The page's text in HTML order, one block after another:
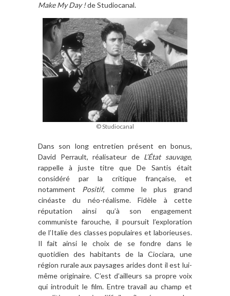
Make My Day !de Studiocanal.
© Studiocanal
Dans son long entretien présent en bonus,
David Perrault, réalisateur de L’État sauvage,
rappelle à juste titre que De Santis était
considéré par la critique française, et
notamment Positif, comme le plus grand
cinéaste du néo-réalisme. Fidèle à cette
réputation ainsi qu’à son engagement
communiste farouche, il poursuit l’exploration
de l’Italie des classes populaires et laborieuses.
Il fait ainsi le choix de se fondre dans le
quotidien des habitants de la Ciociara, une
région rurale aux paysages arides dont il est lui-
même originaire. C’est d’ailleurs sa propre voix
qui introduit le film. Entre travail au champ et